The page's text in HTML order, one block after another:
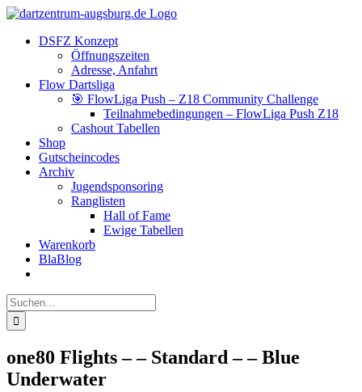
Zum
springen
Facebook
Instagram
YouTube
DSFZ Konzept
Öffnungszeiten
Adresse, Anfahrt
Flow Dartsliga
🎯 FlowLiga Push – Z18 Community Challenge
Teilnahmebedingungen – FlowLiga Push Z18
Cashout Tabellen
Shop
Gutscheincodes
Archiv
Jugendsponsoring
Ranglisten
Hall of Fame
Ewige Tabellen
Warenkorb
BlaBlog
Suche
nach:
one80 Flights – – Standard – – Blue
Underwater